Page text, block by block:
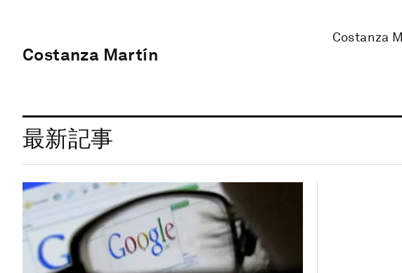
Costanza Martín
Costanza
最新記事